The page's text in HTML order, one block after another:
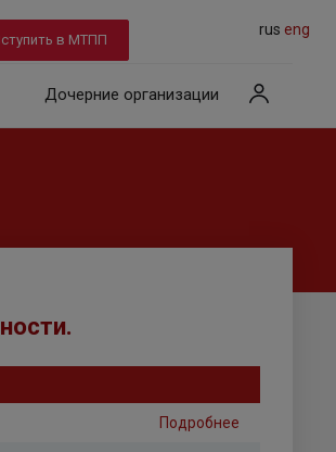
в МТПП
rus eng
Дочерние организации
Подробнее